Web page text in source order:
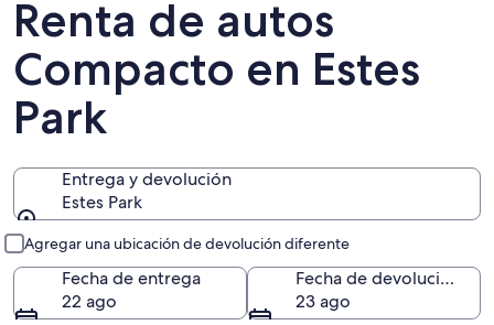
Renta de autos
Compacto en Estes
Park
Entrega y devolución
Estes Park
Agregar una ubicación de devolución diferente
Fecha de entrega
22 ago
Fecha de devolución
23 ago